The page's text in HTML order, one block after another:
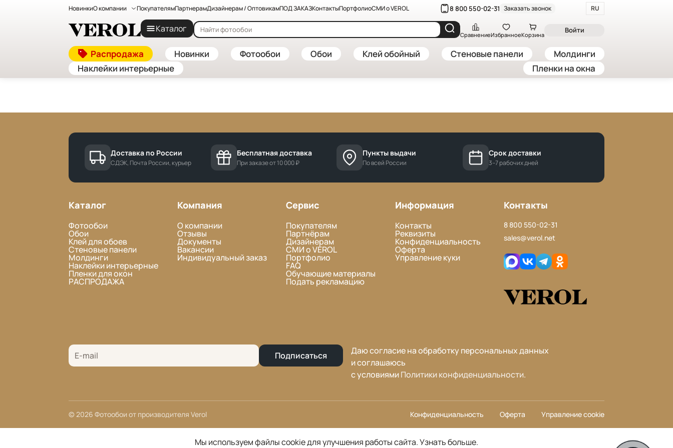
НовинкиО компании ПокупателямПартнерамДизайнерам / ОптовикамПОД ЗАКАЗКонтактыПортфолиоСМИ о VEROL 8 800 550-02-31 Заказать звонок RU
Каталог
СравнениеИзбранноеКорзина
Войти
Распродажа Новинки Фотообои Обои Клей обойный Стеновые панели
Молдинги
Наклейки интерьерные
Пленки на окна
Главная—Бренды
Cannot find 'brands' template with page 'detail'
Доставка по России
СДЭК, Почта России, курьер
Бесплатная доставка
При заказе от 10 000 ₽
Пункты выдачи
По всей России
Срок доставки
3–7 рабочих дней
Каталог
Фотообои
Обои
Клей для обоев
Стеновые панели
Молдинги
Наклейки интерьерные
Пленки для окон
РАСПРОДАЖА
Компания
О компании
Отзывы
Документы
Вакансии
Индивидуальный заказ
Сервис
Покупателям
Партнёрам
Дизайнерам
СМИ о VEROL
Портфолио
FAQ
Обучающие материалы
Подать рекламацию
Информация
Контакты
Реквизиты
Конфиденциальность
Оферта
Управление куки
Контакты
8 800 550-02-31
sales@verol.net
Подписаться
Даю согласие на обработку персональных данных
и соглашаюсь
с условиямиПолитики конфиденциальности.
© 2026 Фотообои от производителя Verol Конфиденциальность Оферта Управление cookie
Мы используем файлы cookie для улучшения работы сайта.Узнать больше.